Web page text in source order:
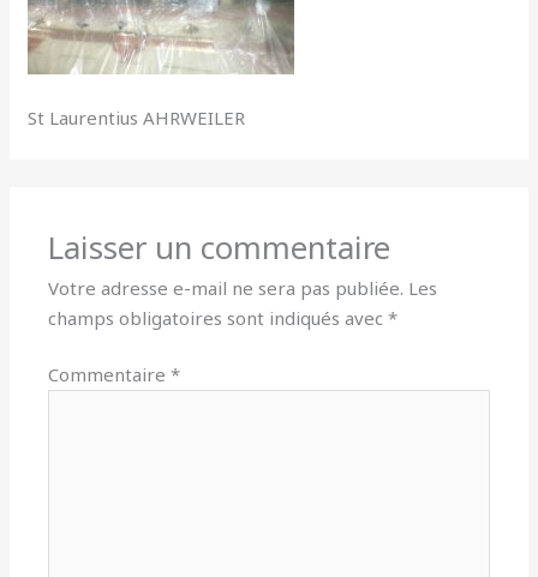
St Laurentius AHRWEILER
Laisser un commentaire
Votre adresse e-mail ne sera pas publiée. Les
champs obligatoires sont indiqués avec*
Commentaire*